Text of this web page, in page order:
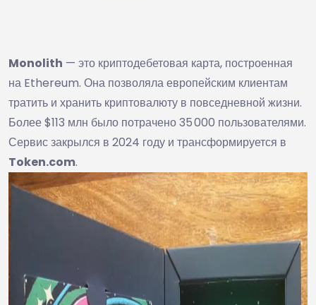
Monolith — это криптодебетовая карта, построенная
на Ethereum. Она позволяла европейским клиентам
тратить и хранить криптовалюту в повседневной жизни.
Более $113 млн было потрачено 35 000 пользователями.
Сервис закрылся в 2024 году и трансформируется в
Token.com.